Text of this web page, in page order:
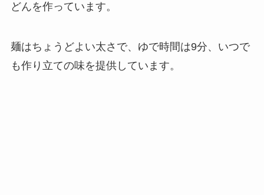
どんを作っています。
麺はちょうどよい太さで、ゆで時間は9分、いつで
も作り立ての味を提供しています。